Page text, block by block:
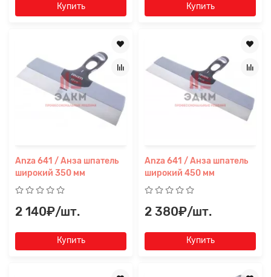
Купить Купить
Anza 641 / Анза шпатель
широкий 350 мм
2 140₽/шт.
Купить
Anza 641 / Анза шпатель
широкий 450 мм
2 380₽/шт.
Купить